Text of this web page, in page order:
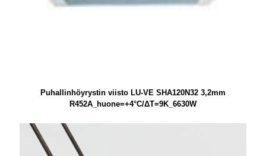
Puhallinhöyrystin viisto LU-VE SHA120N32 3,2mm
R452A_huone=+4°C/ΔT=9K_6630W